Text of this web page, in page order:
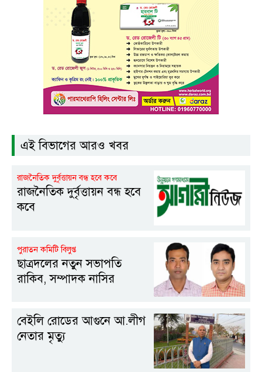
এই বিভাগের আরও খবর
রাজনৈতিক দুর্বৃত্তায়ন বন্ধ হবে কবে
রাজনৈতিক দুর্বৃত্তায়ন বন্ধ হবে
কবে
পুরাতন কমিটি বিলুপ্ত
ছাত্রদলের নতুন সভাপতি
রাকিব, সম্পাদক নাসির
বেইলি রোডের আগুনে আ.লীগ
নেতার মৃত্যু